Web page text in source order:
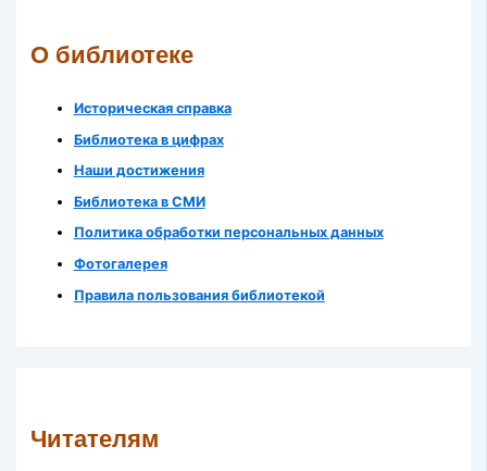
О библиотеке
Историческая справка
Библиотека в цифрах
Наши достижения
Библиотека в СМИ
Политика обработки персональных данных
Фотогалерея
Правила пользования библиотекой
Читателям